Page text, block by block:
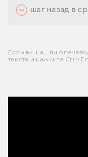
шаг назад в
Если вы нашли
текста и нажмите